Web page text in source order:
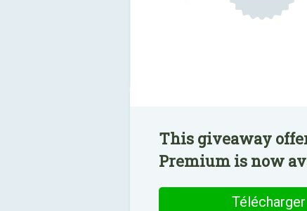
This giveaway
Premium is now
Télécharger